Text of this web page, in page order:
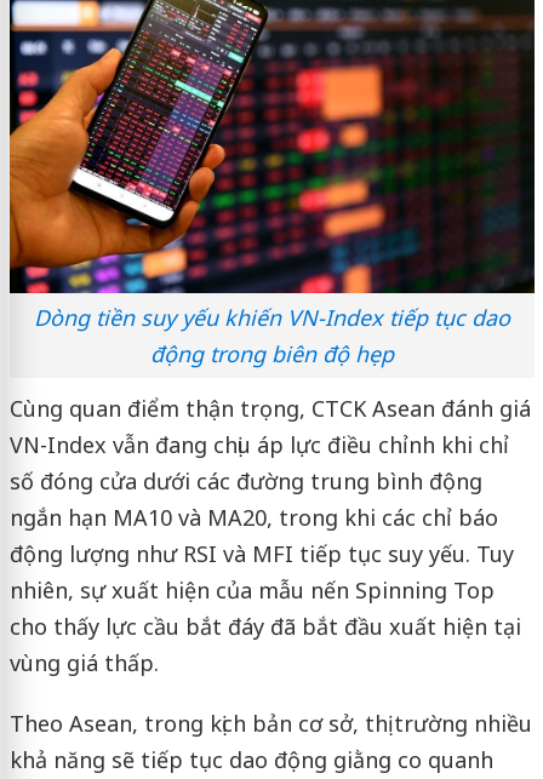
Dòng tiền suy yếu khiến VN-Index tiếp tục dao
động trong biên độ hẹp
Cùng quan điểm thận trọng, CTCK Asean đánh giá
VN-Index vẫn đang chịu áp lực điều chỉnh khi chỉ
số đóng cửa dưới các đường trung bình động
ngắn hạn MA10 và MA20, trong khi các chỉ báo
động lượng như RSI và MFI tiếp tục suy yếu. Tuy
nhiên, sự xuất hiện của mẫu nến Spinning Top
cho thấy lực cầu bắt đáy đã bắt đầu xuất hiện tại
vùng giá thấp.
Theo Asean, trong kịch bản cơ sở, thị trường nhiều
khả năng sẽ tiếp tục dao động giằng co quanh